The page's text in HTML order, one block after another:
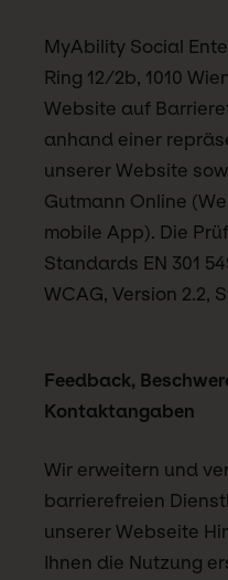
MyAbility Social
Ring 12/2b, 1010
Website auf
anhand einer
unserer Website
Gutmann Online
mobile App). Die
Standards EN 301
WCAG, Version 2.2,
Feedback,
Kontaktangaben
Wir erweitern und
barrierefreien
unserer Webseite
Ihnen die Nutzung